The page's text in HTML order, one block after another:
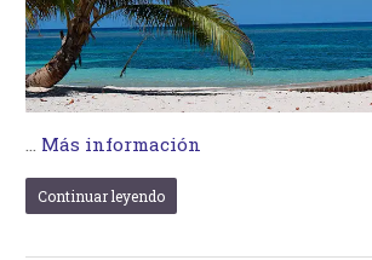
… Más información
Continuar leyendo